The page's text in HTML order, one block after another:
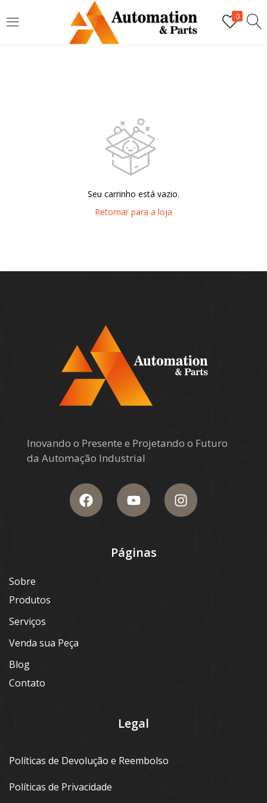
0
LOGIN
Senha perdida?
Seu carrinho está vazio.
Retornar para a loja
Inovando o Presente e Projetando o Futuro
da Automação Industrial
Páginas
Sobre
Produtos
Serviços
Venda sua Peça
Blog
Contato
Legal
Políticas de Devolução e Reembolso
Políticas de Privacidade